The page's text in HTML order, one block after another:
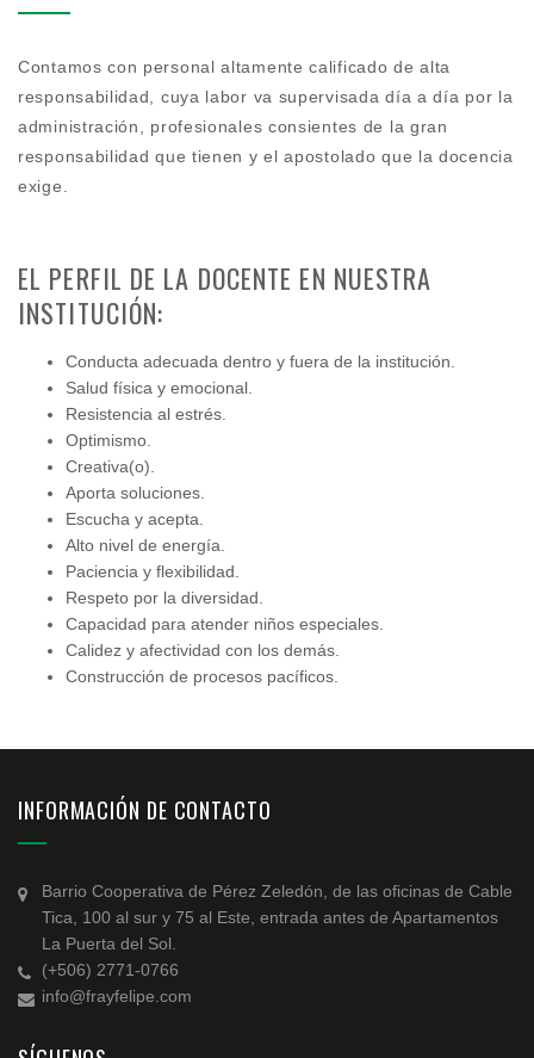
Contamos con personal altamente calificado de alta
responsabilidad, cuya labor va supervisada día a día por la
administración, profesionales consientes de la gran
responsabilidad que tienen y el apostolado que la docencia
exige.
EL PERFIL DE LA DOCENTE EN NUESTRA
INSTITUCIÓN:
Conducta adecuada dentro y fuera de la institución.
Salud física y emocional.
Resistencia al estrés.
Optimismo.
Creativa(o).
Aporta soluciones.
Escucha y acepta.
Alto nivel de energía.
Paciencia y flexibilidad.
Respeto por la diversidad.
Capacidad para atender niños especiales.
Calidez y afectividad con los demás.
Construcción de procesos pacíficos.
INFORMACIÓN DE CONTACTO
Barrio Cooperativa de Pérez Zeledón, de las oficinas de Cable
Tica, 100 al sur y 75 al Este, entrada antes de Apartamentos
La Puerta del Sol.
(+506) 2771-0766
info@frayfelipe.com